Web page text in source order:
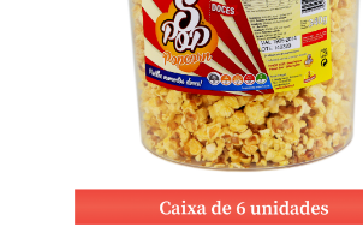
ADICIONAR / QUICK VIEW